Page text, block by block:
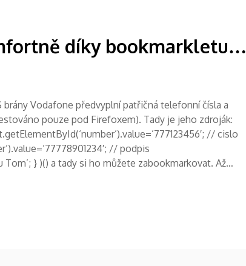
díky bookmarkletu…
Vodafone předvyplní patřičná telefonní čísla a
pouze pod Firefoxem). Tady je jeho zdroják:
// cislo
// podpis
Tom’; } )() a tady si ho můžete zabookmarkovat. Až…